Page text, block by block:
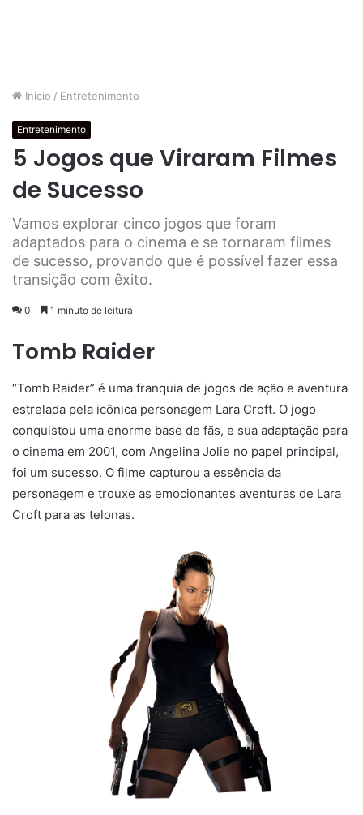
Início / Entretenimento
Entretenimento
5 Jogos que Viraram Filmes
de Sucesso
Vamos explorar cinco jogos que foram
adaptados para o cinema e se tornaram filmes
de sucesso, provando que é possível fazer essa
transição com êxito.
0 1 minuto de leitura
Tomb Raider
“Tomb Raider” é uma franquia de jogos de ação e aventura
estrelada pela icônica personagem Lara Croft. O jogo
conquistou uma enorme base de fãs, e sua adaptação para
o cinema em 2001, com Angelina Jolie no papel principal,
foi um sucesso. O filme capturou a essência da
personagem e trouxe as emocionantes aventuras de Lara
Croft para as telonas.